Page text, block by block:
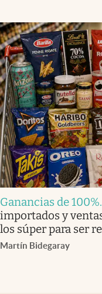
Ganancias de 100%.
importados y
los súper para ser
Martín Bidegaray